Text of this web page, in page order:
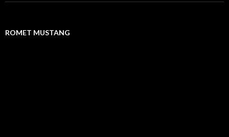
ROMET MUSTANG